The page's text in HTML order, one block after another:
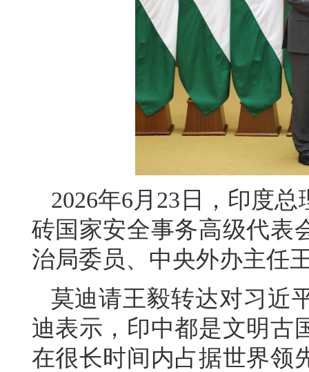
2026年6月23日，印度
砖国家安全事务高级代表
治局委员、中央外办主任
莫迪请王毅转达对习近
迪表示，印中都是文明古
在很长时间内占据世界领